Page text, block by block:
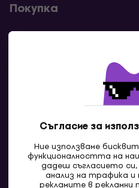
Съгласие за
Ние използваме
функционалността на
дадеш съгласието си,
анализ на трафика и
рекламите в
Покупка
Полезни линкове